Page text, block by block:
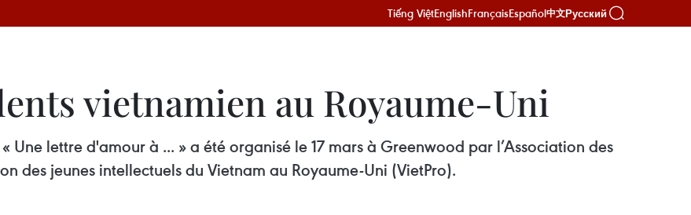
Tiếng ViệtEnglishFrançaisEspañol中文Русский
vietnamien au Royaume-Uni
Une lettre d'amour à ... » a été organisé le 17 mars à Greenwood par l’Association des
des jeunes intellectuels du Vietnam au Royaume-Uni (VietPro).